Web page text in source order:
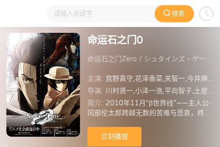
搜索
大家在看 日本动漫 国产动漫
命运石之门0
命运石之门Zero / シュタインズ・ゲート ゼロ
主演: 宫野真守,花泽香菜,关智一,今井麻美,后藤沙绪里,小林优,桃井晴子,田村由香里,矢作纱友里,潘惠美,山本彩乃,本多真梨子,木野日菜,上田耀司
导演: 川村贤一,小泽一浩,平向智子,土屋浩幸,古贺一臣,武市直子,工藤宽显
简介: 2010年11月“β世界线”——主人公·
冈部伦太郎跨越无数的苦难与悲哀，终究
底的冈部伦太郎。担心着他的同伴们。没
能得到拯救的“她”将会变得如何？迎来新
立刻播放